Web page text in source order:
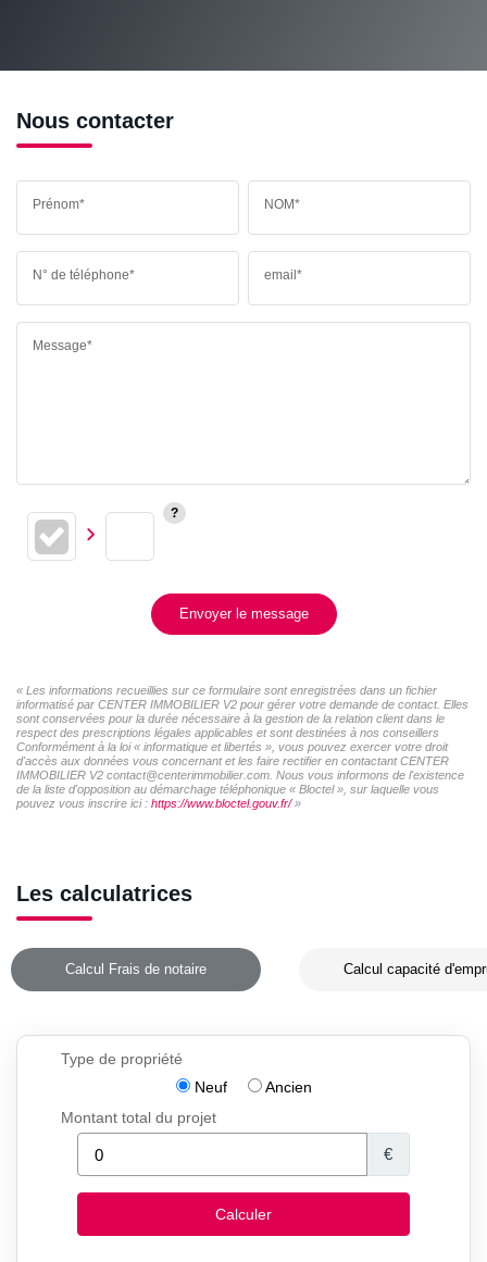
Nous contacter
Prénom* NOM*
N° de téléphone* email*
Message*
Envoyer le message
« Les informations recueillies sur ce formulaire sont enregistrées dans un fichier
informatisé par CENTER IMMOBILIER V2 pour gérer votre demande de contact. Elles
sont conservées pour la durée nécessaire à la gestion de la relation client dans le
respect des prescriptions légales applicables et sont destinées à nos conseillers
Conformément à la loi « informatique et libertés », vous pouvez exercer votre droit
d'accès aux données vous concernant et les faire rectifier en contactant CENTER
IMMOBILIER V2 contact@centerimmobilier.com. Nous vous informons de l'existence
de la liste d'opposition au démarchage téléphonique « Bloctel », sur laquelle vous
pouvez vous inscrire ici : https://www.bloctel.gouv.fr/»
Les calculatrices
Calcul Frais de notaire Calcul capacité